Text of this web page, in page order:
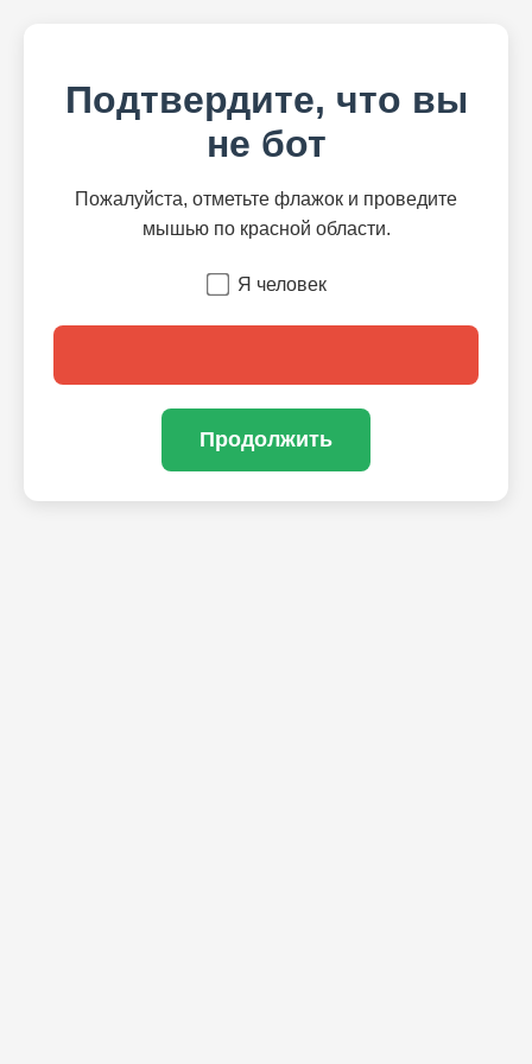
Подтвердите, что вы
не бот
Пожалуйста, отметьте флажок и проведите
мышью по красной области.
Я человек
Продолжить